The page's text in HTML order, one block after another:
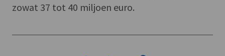
zowat 37 tot 40 miljoen euro.